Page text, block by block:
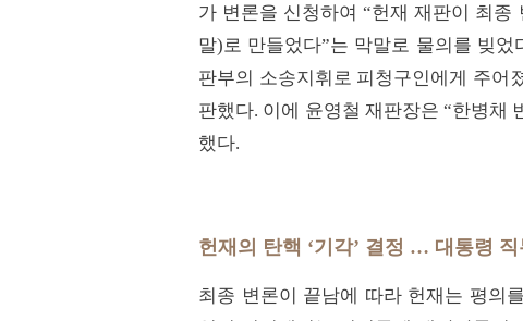
가 변론을 신청하여 “헌재 재판이 최
말)로 만들었다”는 막말로 물의를 빚
판부의 소송지휘로 피청구인에게 주어
판했다. 이에 윤영철 재판장은 “한병채
했다.
헌재의 탄핵 ‘기각’ 결정 … 대통령 직
최종 변론이 끝남에 따라 헌재는 평의